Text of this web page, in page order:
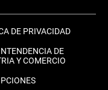
DE PRIVACIDAD
DE
Y COMERCIO